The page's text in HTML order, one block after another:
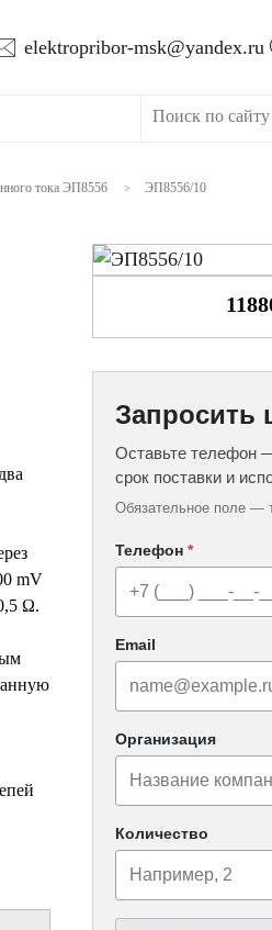
elektropribor-msk@yandex.ru
тока ЭП8556 > ЭП8556/10
mV
Ω.
Запросить
Оставьте телефон
срок поставки и
Обязательное поле —
Телефон*
Email
Организация
Количество